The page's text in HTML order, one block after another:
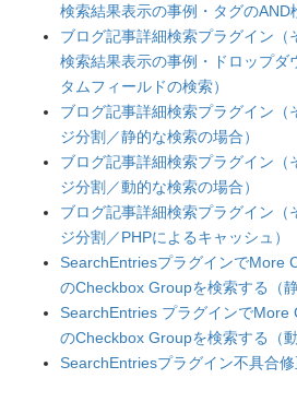
検索結果表示の事例・タグのAND
ブログ記事詳細検索プラグイン（
検索結果表示の事例・ドロップダ
タムフィールドの検索）
ブログ記事詳細検索プラグイン（
ジ分割／静的な検索の場合）
ブログ記事詳細検索プラグイン（
ジ分割／動的な検索の場合）
ブログ記事詳細検索プラグイン（
ジ分割／PHPによるキャッシュ）
SearchEntriesプラグインでMore
のCheckbox Groupを検索する（静
SearchEntries プラグインでMore
のCheckbox Groupを検索する（動
SearchEntriesプラグイン不具合修